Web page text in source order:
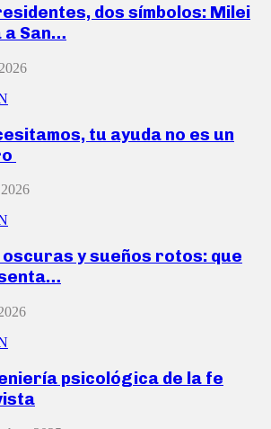
dos símbolos: Milei
a San…
tu ayuda no es un
y sueños rotos: que
psicológica de la fe